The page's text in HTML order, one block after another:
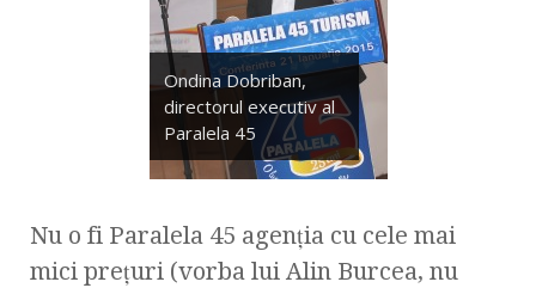
Ondina Dobriban,
directorul executiv al
Paralela 45
Nu o fi Paralela 45 agenţia cu cele mai
mici preţuri (vorba lui Alin Burcea, nu